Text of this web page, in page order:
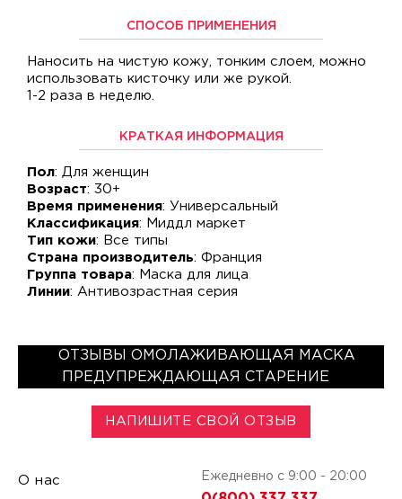
СПОСОБ ПРИМЕНЕНИЯ
Наносить на чистую кожу, тонким слоем, можно
использовать кисточку или же рукой.
1-2 раза в неделю.
КРАТКАЯ ИНФОРМАЦИЯ
Пол: Для женщин
Возраст: 30+
Время применения: Универсальный
Классификация: Миддл маркет
Тип кожи: Все типы
Страна производитель: Франция
Группа товара: Маска для лица
Линии: Антивозрастная серия
ОТЗЫВЫ ОМОЛАЖИВАЮЩАЯ МАСКА
ПРЕДУПРЕЖДАЮЩАЯ СТАРЕНИЕ
НАПИШИТЕ СВОЙ ОТЗЫВ
О нас Ежедневно с 9:00 - 20:00